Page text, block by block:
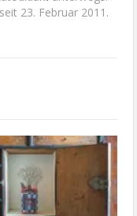
23. Februar 2011.